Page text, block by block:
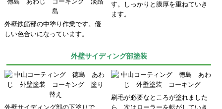
外壁鉄筋部の中塗り作業です。優
しい色合いになっています。
す。しっかりと膜厚を重ねていき
ます。
外壁サイディング部塗装
外壁サイディング部の下塗りで
刷毛が必要なところが塗れました
ら、次はローラーを転がしていき